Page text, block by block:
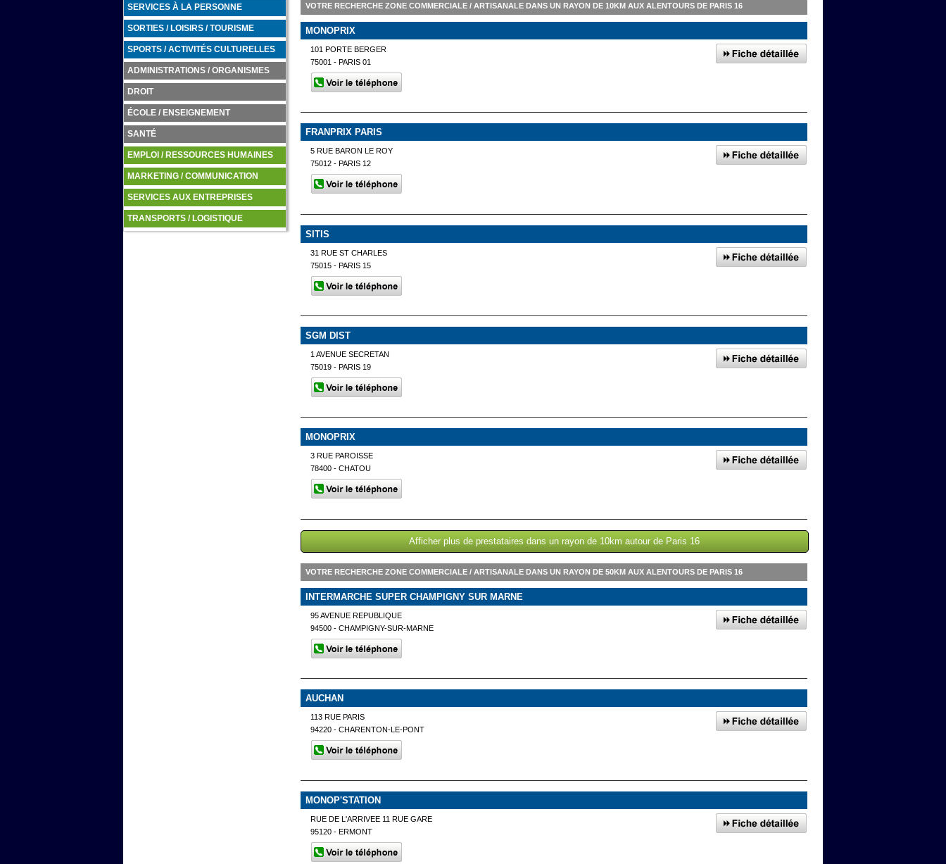
SERVICES À LA PERSONNE
SORTIES / LOISIRS / TOURISME
SPORTS / ACTIVITÉS CULTURELLES
ADMINISTRATIONS / ORGANISMES
DROIT
ÉCOLE / ENSEIGNEMENT
SANTÉ
EMPLOI / RESSOURCES HUMAINES
MARKETING / COMMUNICATION
SERVICES AUX ENTREPRISES
TRANSPORTS / LOGISTIQUE
VOTRE RECHERCHE ZONE COMMERCIALE / ARTISANALE DANS UN RAYON DE 10KM AUX ALENTOURS DE PARIS 16
MONOPRIX
101 PORTE BERGER
75001 - PARIS 01
FRANPRIX PARIS
5 RUE BARON LE ROY
75012 - PARIS 12
SITIS
31 RUE ST CHARLES
75015 - PARIS 15
SGM DIST
1 AVENUE SECRETAN
75019 - PARIS 19
MONOPRIX
3 RUE PAROISSE
78400 - CHATOU
Afficher plus de prestataires dans un rayon de 10km autour de Paris 16
VOTRE RECHERCHE ZONE COMMERCIALE / ARTISANALE DANS UN RAYON DE 50KM AUX ALENTOURS DE PARIS 16
INTERMARCHE SUPER CHAMPIGNY SUR MARNE
95 AVENUE REPUBLIQUE
94500 - CHAMPIGNY-SUR-MARNE
AUCHAN
113 RUE PARIS
94220 - CHARENTON-LE-PONT
MONOP'STATION
RUE DE L'ARRIVEE 11 RUE GARE
95120 - ERMONT